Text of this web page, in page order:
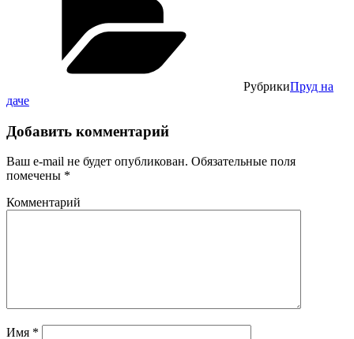
РубрикиПруд на
даче
Добавить комментарий
Ваш e-mail не будет опубликован. Обязательные поля
помечены *
Комментарий
Имя *